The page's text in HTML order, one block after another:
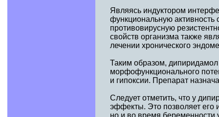
Являясь индуктором
функциональную
противовирусную
свойств организма также
лечении хронического
Таким образом, дипиридамол
морфофункционального
и гипоксии. Препарат
Следует отметить, что у
эффекты. Это позволяет его